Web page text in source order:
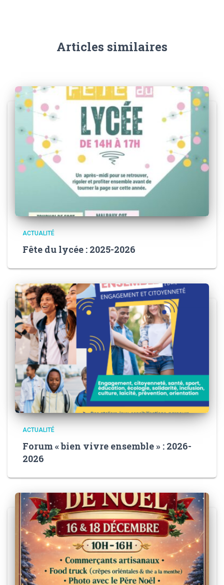
Articles similaires
ACTUALITÉ
Fête du lycée : 2025-2026
ACTUALITÉ
Forum « bien vivre ensemble » : 2026-
2026